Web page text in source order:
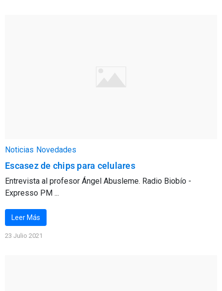
Noticias Novedades
Escasez de chips para celulares
Entrevista al profesor Ángel Abusleme. Radio Biobío -
Expresso PM ...
Leer Más
23 Julio 2021